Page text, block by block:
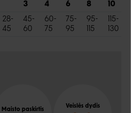
3
4
6
8
10
28-
45
45-
60
60-
75
75-
95
95-
115
115-
130
Maisto paskirtis
Veislės dydis